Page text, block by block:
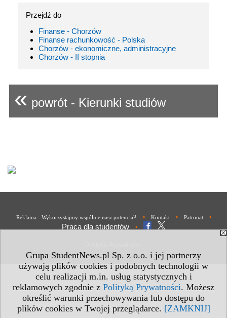
Grupa StudentNews.pl Sp. z o.o. i jej partnerzy
używają plików cookies i podobnych technologii w
celu realizacji m.in. usług statystycznych i
reklamowych zgodnie z Polityką Prywatności. Możesz
określić warunki przechowywania lub dostępu do
plików cookies w Twojej przeglądarce. [ZAMKNIJ]
Przejdź do
Finanse - Chorzów
Finanse rachunkowość - Polska
Chorzów - ekonomiczne, administracyjne
Chorzów - II stopnia
« powrót - Kierunki studiów
Reklama - Wykorzystajmy wspólnie nasz potencjał! • Kontakt • Patronat •
Praca dla studentów •